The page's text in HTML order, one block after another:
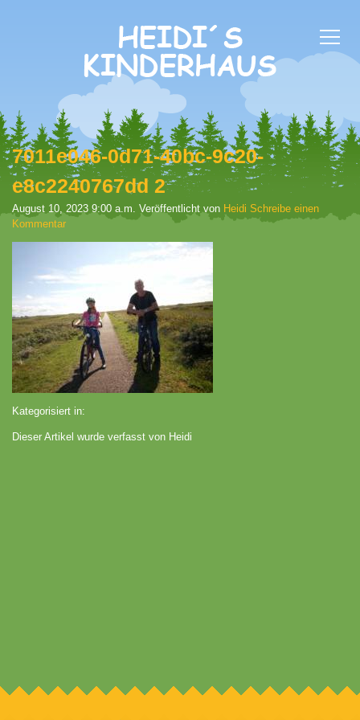
7011e046-0d71-40bc-9c20-
e8c2240767dd 2
August 10, 2023 9:00 a.m. Veröffentlicht von Heidi Schreibe einen
Kommentar
Kategorisiert in:
Dieser Artikel wurde verfasst von Heidi